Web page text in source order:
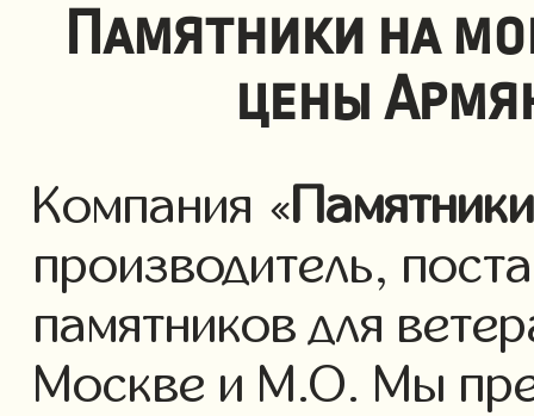
Памятники на
цены
Компания «Памятники
производитель,
памятников для
Москве и М.О. Мы